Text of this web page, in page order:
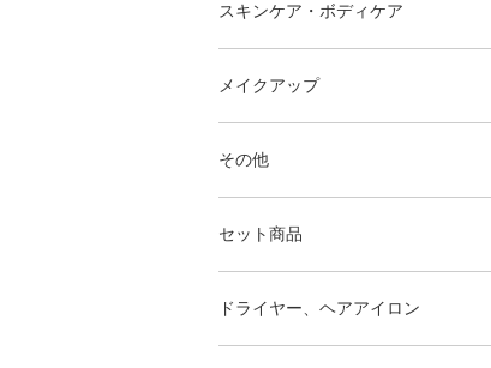
スキンケア・ボディケア
メイクアップ
その他
セット商品
ドライヤー、ヘアアイロン